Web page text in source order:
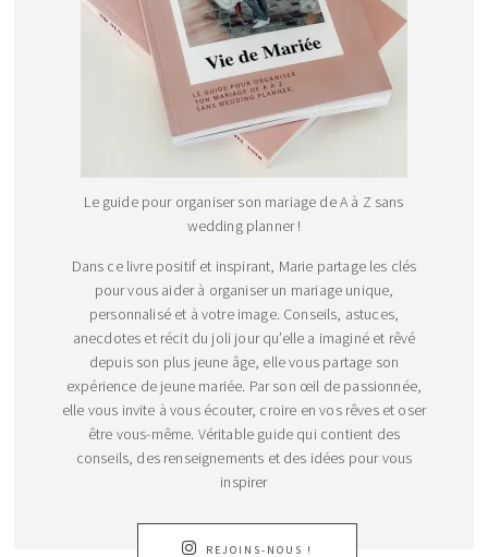
Le guide pour organiser son mariage de A à Z sans
wedding planner !
Dans ce livre positif et inspirant, Marie partage les clés
pour vous aider à organiser un mariage unique,
personnalisé et à votre image. Conseils, astuces,
anecdotes et récit du joli jour qu’elle a imaginé et rêvé
depuis son plus jeune âge, elle vous partage son
expérience de jeune mariée. Par son œil de passionnée,
elle vous invite à vous écouter, croire en vos rêves et oser
être vous-même. Véritable guide qui contient des
conseils, des renseignements et des idées pour vous
inspirer
REJOINS-NOUS !